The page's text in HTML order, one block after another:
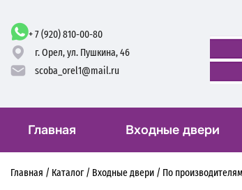
+ 7 (920) 810-00-80
г. Орел,ул. Пушкина, 46
scoba_orel1@mail.ru
Главная Входные двери
Главная / Каталог/ Входные двери / По производителям